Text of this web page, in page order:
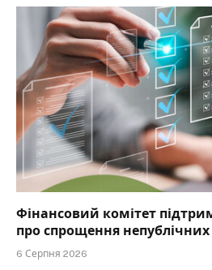
Фінансовий комітет
про спрощення непублічних
6 Серпня 2026